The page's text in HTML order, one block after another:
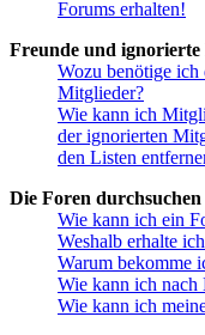
Forums erhalten!
Freunde und
Wozu benötige ich
Mitglieder?
Wie kann ich
der ignorierten
den Listen
Die Foren durchsuchen
Wie kann ich ein
Weshalb erhalte
Warum bekomme
Wie kann ich nach
Wie kann ich